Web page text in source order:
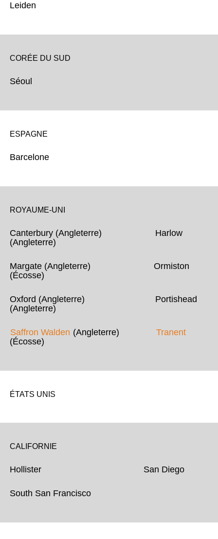
Leiden
CORÉE DU SUD
Séoul
ESPAGNE
Barcelone
ROYAUME-UNI
Canterbury (Angleterre) Harlow
(Angleterre)
Margate (Angleterre) Ormiston
(Écosse)
Oxford (Angleterre) Portishead
(Angleterre)
Saffron Walden (Angleterre) Tranent
(Écosse)
ÉTATS UNIS
CALIFORNIE
Hollister San Diego
South San Francisco